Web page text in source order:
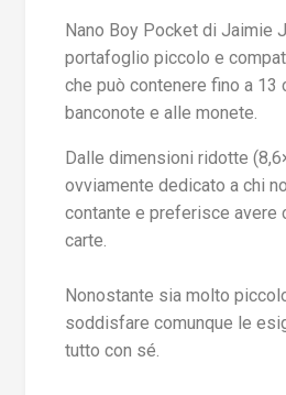
Nano Boy Pocket di Jaimie
portafoglio piccolo e
che può contenere fino a 13
banconote e alle monete.
Dalle dimensioni ridotte
ovviamente dedicato a chi
contante e preferisce avere
carte.
Nonostante sia molto
soddisfare comunque le
tutto con sé.